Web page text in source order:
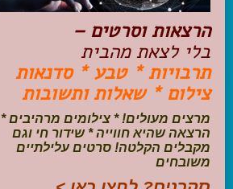
טיפים והמלצות
הכנות לנסיעה
טיולי ג'יפים
טיולים עם ילדים
שייט, הפלגות, קרוזים
עקבו אחרינו בפייסבוק
הרצאות וסרטים –
בלי לצאת מהבית
תרבויות * טבע * סדנאות
צילום * שאלות ותשובות
מרצים מעולים! * צילומים מרהיבים *
הרצאה שהיא חווייה * שידור חי וגם
מקבלים הקלטה! סרטים עלילתיים
משובחים